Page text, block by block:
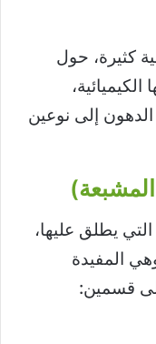
كثيرة، حول
الكيميائية،
إلى نوعين
يطلق عليها،
المفيدة
قسمين: